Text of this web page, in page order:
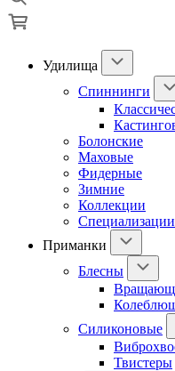
Удилища
Спиннинги
Болонские
Маховые
Фидерные
Зимние
Коллекции
Специализации
Приманки
Блесны
Силиконовые
Твистеры